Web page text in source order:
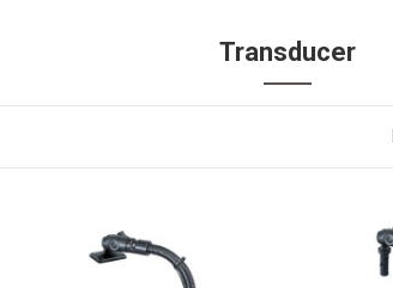
Transducer